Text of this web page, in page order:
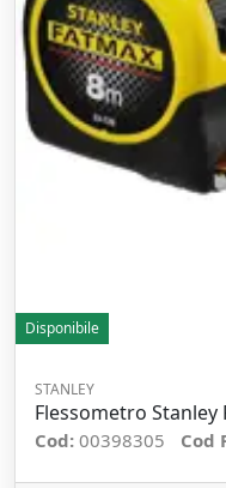
Disponibile
STANLEY
Flessometro Stanley
Cod: 00398305 Cod